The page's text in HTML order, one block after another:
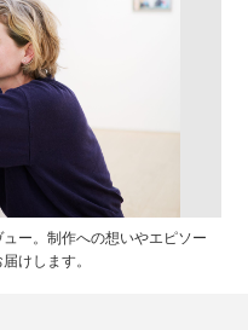
ー。制作への想いやエピソー
けします。